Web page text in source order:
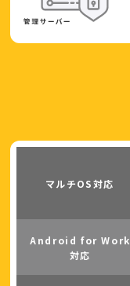
マルチOS対応
Android for Work
対応